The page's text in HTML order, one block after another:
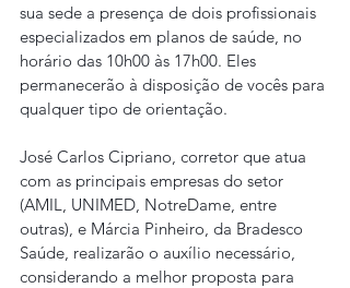
sua sede a presença de dois profissionais
especializados em planos de saúde, no
horário das 10h00 às 17h00. Eles
permanecerão à disposição de vocês para
qualquer tipo de orientação.
José Carlos Cipriano, corretor que atua
com as principais empresas do setor
(AMIL, UNIMED, NotreDame, entre
outras), e Márcia Pinheiro, da Bradesco
Saúde, realizarão o auxílio necessário,
considerando a melhor proposta para